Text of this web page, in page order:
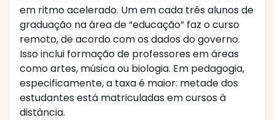
em ritmo acelerado. Um em cada três alunos de
graduação na área de “educação” faz o curso
remoto, de acordo com os dados do governo.
Isso inclui formação de professores em áreas
como artes, música ou biologia. Em pedagogia,
especificamente, a taxa é maior: metade dos
estudantes está matriculadas em cursos à
distância.